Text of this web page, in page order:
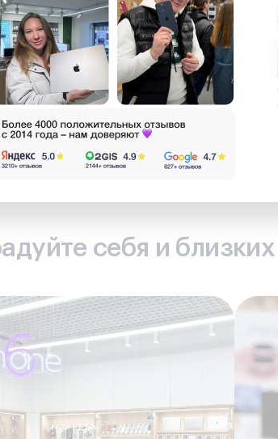
себя и близких